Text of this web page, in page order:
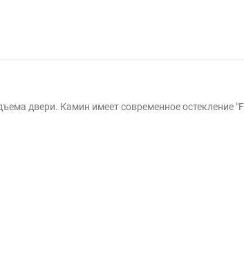
двери. Камин имеет современное остекление